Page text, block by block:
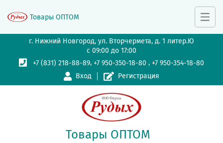
г. Нижний Новгород, ул. Вторчермета, д. 1 литер.Ю
с 09:00 до 17:00
+7 (831) 218-88-89,+7 950-350-18-80 ,+7 950-354-18-80
Вход
Регистрация
Товары ОПТОМ
Товары ОПТОМ